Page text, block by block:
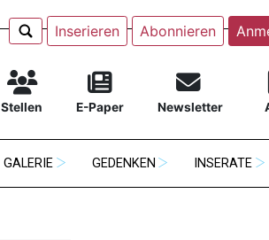
Inserieren Abonnieren
Stellen E-Paper Newsletter
GALERIE GEDENKEN INSERATE